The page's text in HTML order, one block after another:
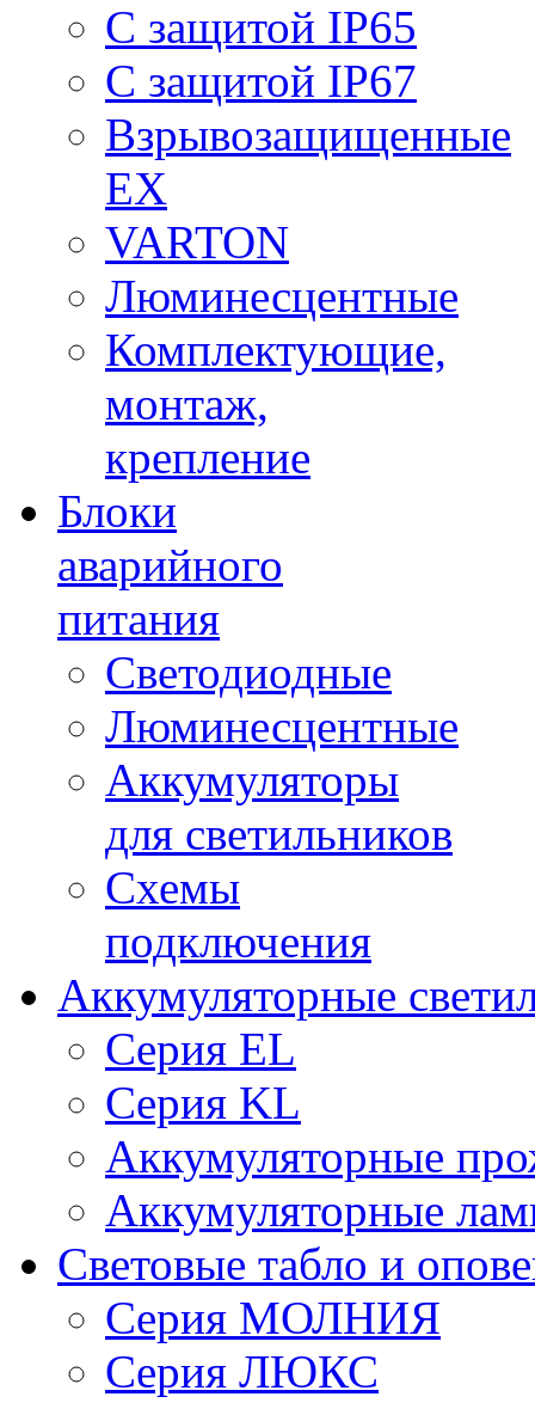
С защитой IP65
С защитой IP67
Взрывозащищенные
EX
VARTON
Люминесцентные
Комплектующие,
монтаж,
крепление
Блоки
аварийного
питания
Светодиодные
Люминесцентные
Аккумуляторы
для светильников
Схемы
подключения
Аккумуляторные
Серия EL
Серия KL
Аккумуляторные
Аккумуляторные
Световые табло и
Серия МОЛНИЯ
Серия ЛЮКС